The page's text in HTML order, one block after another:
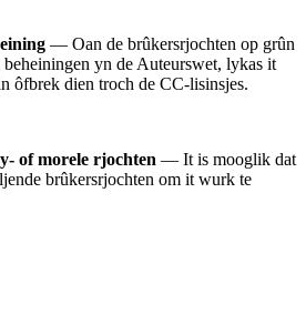
— Oan de brûkersrjochten op grûn
yn de Auteurswet, lykas it
ôfbrek dien troch de CC-lisinsjes.
of morele rjochten — It is mooglik dat
brûkersrjochten om it wurk te